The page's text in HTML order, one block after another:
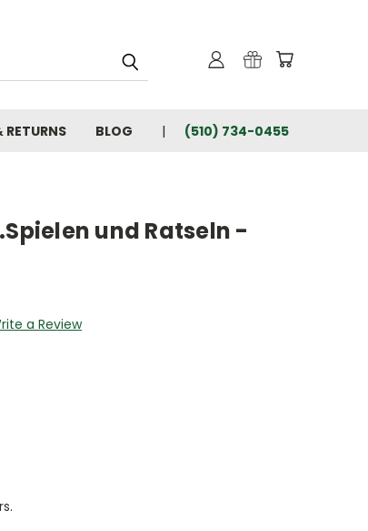
RETURNS BLOG (510) 734-0455
und Ratseln -
a Review